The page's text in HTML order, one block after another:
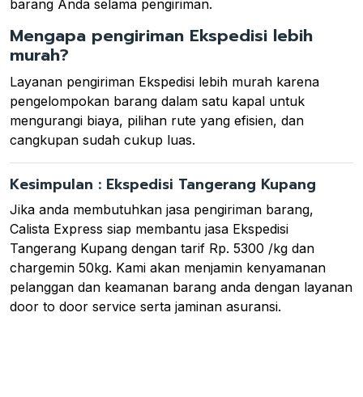
barang Anda selama pengiriman.
Mengapa pengiriman Ekspedisi lebih
murah?
Layanan pengiriman Ekspedisi lebih murah karena
pengelompokan barang dalam satu kapal untuk
mengurangi biaya, pilihan rute yang efisien, dan
cangkupan sudah cukup luas.
Kesimpulan : Ekspedisi Tangerang Kupang
Jika anda membutuhkan jasa pengiriman barang,
Calista Express siap membantu jasa Ekspedisi
Tangerang Kupang dengan tarif Rp. 5300 /kg dan
chargemin 50kg. Kami akan menjamin kenyamanan
pelanggan dan keamanan barang anda dengan layanan
door to door service serta jaminan asuransi.